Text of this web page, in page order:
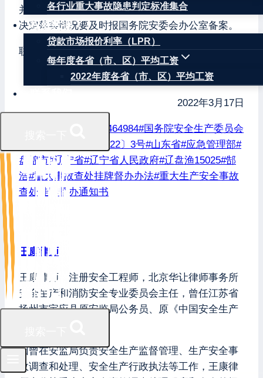
各行业重大事故隐患判定标准集合
权威数据
贷款市场报价利率（LPR）
每年度各省（市、区）平均工资
2022年度各省（市、区）平均工资
并向社会公布。结案后，事故调查报告和事故处理
决定落实情况要及时报国务院安委会办公室备案。
联系人及电话：郜浩，010-64464984。
国务院安全生产委员会
2022年3月17日
010-64464984#国务院安全生产委员会
安委督〔2022〕3号#山东省#应急管理部#
盘锦市#辽宁省#辽宁省人民政府#辽盘渔15025#郜
浩#重大事故查处挂牌督办办法#重大生产安全事故
查处挂牌督办通知书
王康律师
王康律师，注册安全工程师，北京华让律师事务所
安全生产和消防安全专业委员会主任，曾任江苏省
扬州市宝应县原安监局公务员、原《中国安全生产
因曾在安监局负责安全生产监督管理、生产安全事
故调查和处理、安全生产行政执法等工作，王康律